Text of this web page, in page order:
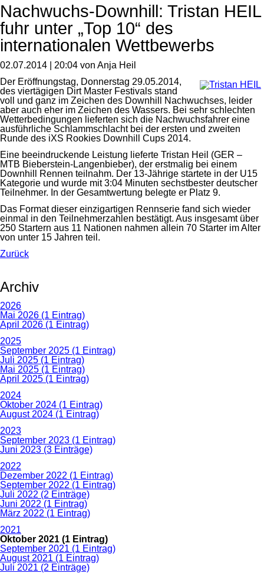
Nachwuchs-Downhill: Tristan HEIL
fuhr unter „Top 10“ des
internationalen Wettbewerbs
02.07.2014 | 20:04 von Anja Heil
Der Eröffnungstag, Donnerstag 29.05.2014,
des viertägigen Dirt Master Festivals stand
voll und ganz im Zeichen des Downhill Nachwuchses, leider
aber auch eher im Zeichen des Wassers. Bei sehr schlechten
Wetterbedingungen lieferten sich die Nachwuchsfahrer eine
ausführliche Schlammschlacht bei der ersten und zweiten
Runde des iXS Rookies Downhill Cups 2014.
Eine beeindruckende Leistung lieferte Tristan Heil (GER –
MTB Bieberstein-Langenbieber), der erstmalig bei einem
Downhill Rennen teilnahm. Der 13-Jährige startete in der U15
Kategorie und wurde mit 3:04 Minuten sechstbester deutscher
Teilnehmer. In der Gesamtwertung belegte er Platz 9.
Das Format dieser einzigartigen Rennserie fand sich wieder
einmal in den Teilnehmerzahlen bestätigt. Aus insgesamt über
250 Startern aus 11 Nationen nahmen allein 70 Starter im Alter
von unter 15 Jahren teil.
Zurück
Archiv
2026
Mai 2026 (1 Eintrag)
April 2026 (1 Eintrag)
2025
September 2025 (1 Eintrag)
Juli 2025 (1 Eintrag)
Mai 2025 (1 Eintrag)
April 2025 (1 Eintrag)
2024
Oktober 2024 (1 Eintrag)
August 2024 (1 Eintrag)
2023
September 2023 (1 Eintrag)
Juni 2023 (3 Einträge)
2022
Dezember 2022 (1 Eintrag)
September 2022 (1 Eintrag)
Juli 2022 (2 Einträge)
Juni 2022 (1 Eintrag)
März 2022 (1 Eintrag)
2021
Oktober 2021 (1 Eintrag)
September 2021 (1 Eintrag)
August 2021 (1 Eintrag)
Juli 2021 (2 Einträge)